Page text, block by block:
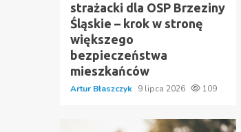
strażacki dla OSP Brzeziny
Śląskie – krok w stronę
większego
bezpieczeństwa
mieszkańców
Artur Błaszczyk 9 lipca 2026 109